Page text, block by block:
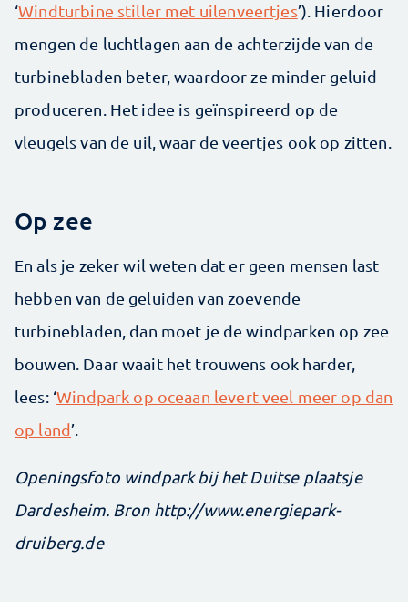
‘Windturbine stiller met uilenveertjes’). Hierdoor
mengen de luchtlagen aan de achterzijde van de
turbinebladen beter, waardoor ze minder geluid
produceren. Het idee is geïnspireerd op de
vleugels van de uil, waar de veertjes ook op zitten.
Op zee
En als je zeker wil weten dat er geen mensen last
hebben van de geluiden van zoevende
turbinebladen, dan moet je de windparken op zee
bouwen. Daar waait het trouwens ook harder,
lees: ‘Windpark op oceaan levert veel meer op dan
op land’.
Openingsfoto windpark bij het Duitse plaatsje
Dardesheim. Bron http://www.energiepark-
druiberg.de